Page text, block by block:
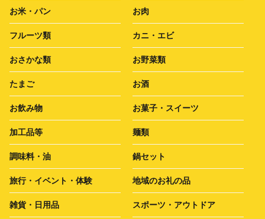
お米・パン お肉
フルーツ類 カニ・エビ
おさかな類 お野菜類
たまご お酒
お飲み物 お菓子・スイーツ
加工品等 麺類
調味料・油 鍋セット
旅行・イベント・体験 地域のお礼の品
雑貨・日用品 スポーツ・アウトドア